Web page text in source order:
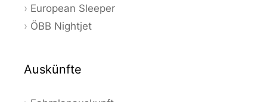
European Sleeper
ÖBB Nightjet
Auskünfte